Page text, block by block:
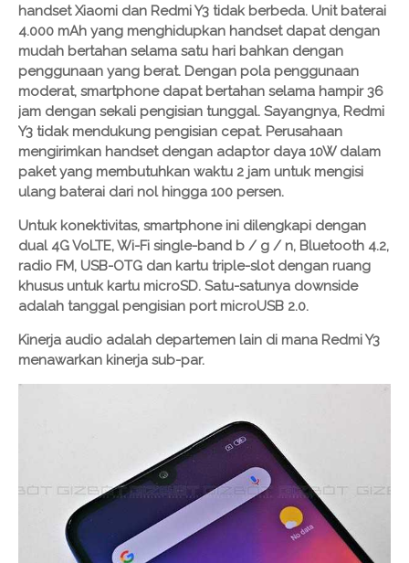
handset Xiaomi dan Redmi Y3 tidak berbeda. Unit baterai
4.000 mAh yang menghidupkan handset dapat dengan
mudah bertahan selama satu hari bahkan dengan
penggunaan yang berat. Dengan pola penggunaan
moderat, smartphone dapat bertahan selama hampir 36
jam dengan sekali pengisian tunggal. Sayangnya, Redmi
Y3 tidak mendukung pengisian cepat. Perusahaan
mengirimkan handset dengan adaptor daya 10W dalam
paket yang membutuhkan waktu 2 jam untuk mengisi
ulang baterai dari nol hingga 100 persen.
Untuk konektivitas, smartphone ini dilengkapi dengan
dual 4G VoLTE, Wi-Fi single-band b / g / n, Bluetooth 4.2,
radio FM, USB-OTG dan kartu triple-slot dengan ruang
khusus untuk kartu microSD. Satu-satunya downside
adalah tanggal pengisian port microUSB 2.0.
Kinerja audio adalah departemen lain di mana Redmi Y3
menawarkan kinerja sub-par.